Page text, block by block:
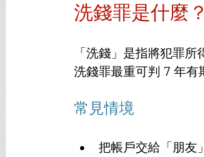
洗錢罪是什麼
「洗錢」是指將犯罪
洗錢罪最重可判 7 年有
常見情境
把帳戶交給「朋友